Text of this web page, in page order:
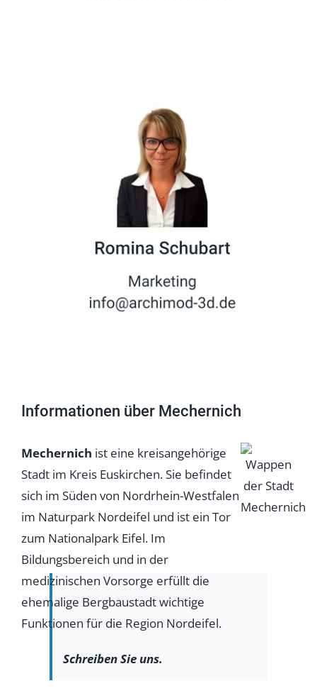
Informationen über Mechernich
Mechernich ist eine kreisangehörige
Stadt im Kreis Euskirchen. Sie befindet
sich im Süden von Nordrhein-Westfalen
im Naturpark Nordeifel und ist ein Tor
zum Nationalpark Eifel. Im
Bildungsbereich und in der
medizinischen Vorsorge erfüllt die
ehemalige Bergbaustadt wichtige
Funktionen für die Region Nordeifel.
Schreiben Sie uns.